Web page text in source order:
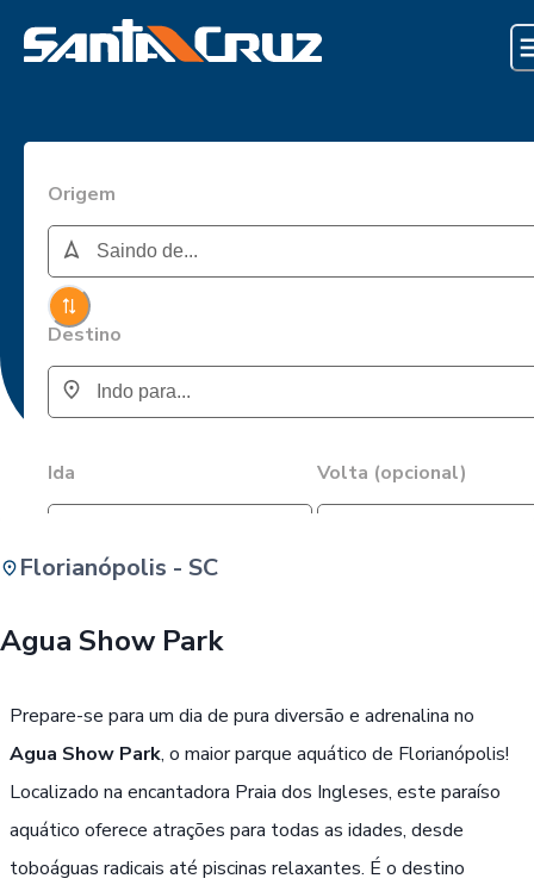
Origem
Destino
Ida Volta (opcional)
Florianópolis - SC
Agua Show Park
Prepare-se para um dia de pura diversão e adrenalina no
Agua Show Park, o maior parque aquático de Florianópolis!
Localizado na encantadora Praia dos Ingleses, este paraíso
aquático oferece atrações para todas as idades, desde
toboáguas radicais até piscinas relaxantes. É o destino